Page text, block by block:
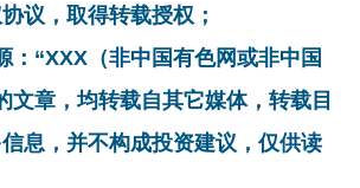
议，取得转载授权；
：“XXX（非中国有色网或非中国
文章，均转载自其它媒体，转载目
息，并不构成投资建议，仅供读